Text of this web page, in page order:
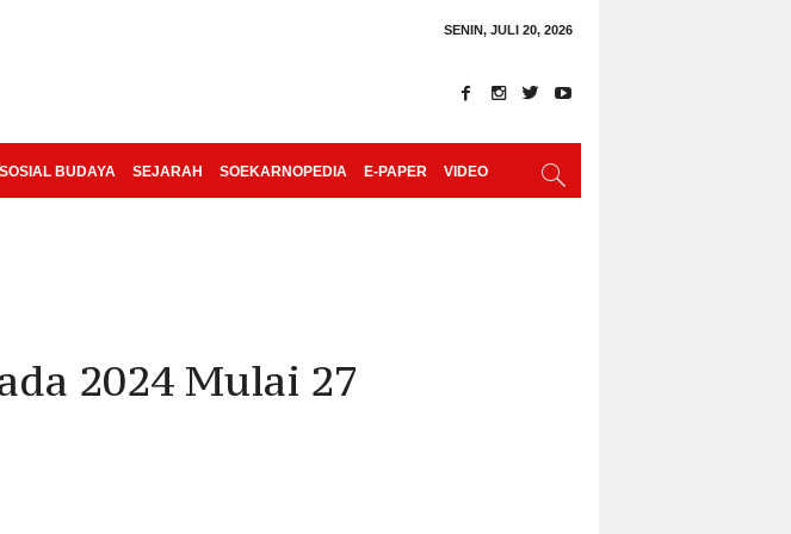
SENIN, JULI 20, 2026
SOSIAL BUDAYA SEJARAH SOEKARNOPEDIA E-PAPER VIDEO
2024 Mulai 27